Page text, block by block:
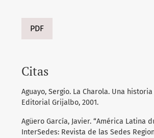
PDF
Citas
Aguayo, Sergio. La Charola. Una
Editorial Grijalbo, 2001.
Agüero García, Javier. “América Latina
InterSedes: Revista de las Sedes